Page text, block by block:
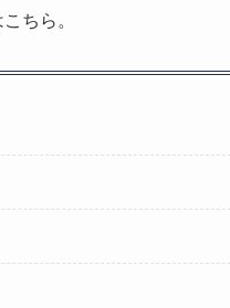
ちら。